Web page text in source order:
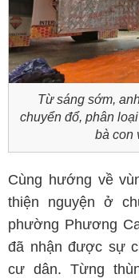
Từ sáng sớm,
chuyển đổ, phân
bà con
Cùng hướng về
thiện nguyện ở
phường Phương
đã nhận được sự
cư dân. Từng